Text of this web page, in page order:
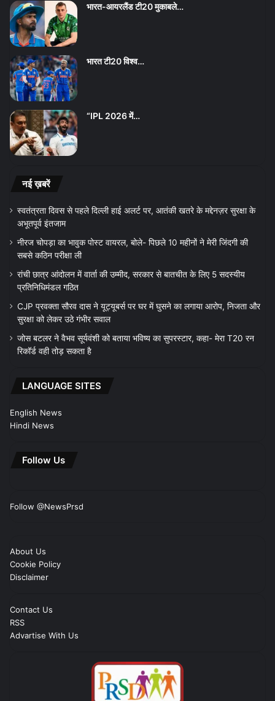
भारत-आयरलैंड टी20 मुकाबले…
भारत टी20 विश्व…
“IPL 2026 में…
नई ख़बरें
स्वतंत्रता दिवस से पहले दिल्ली हाई अलर्ट पर, आतंकी खतरे के मद्देनज़र सुरक्षा के
अभूतपूर्व इंतजाम
नीरज चोपड़ा का भावुक पोस्ट वायरल, बोले- पिछले 10 महीनों ने मेरी जिंदगी की
सबसे कठिन परीक्षा ली
रांची छात्र आंदोलन में वार्ता की उम्मीद, सरकार से बातचीत के लिए 5 सदस्यीय
प्रतिनिधिमंडल गठित
CJP प्रवक्ता सौरव दास ने यूट्यूबर्स पर घर में घुसने का लगाया आरोप, निजता और
सुरक्षा को लेकर उठे गंभीर सवाल
जोस बटलर ने वैभव सूर्यवंशी को बताया भविष्य का सुपरस्टार, कहा- मेरा T20 रन
रिकॉर्ड वही तोड़ सकता है
LANGUAGE SITES
English News
Hindi News
Follow Us
Follow @NewsPrsd
About Us
Cookie Policy
Disclaimer
Contact Us
RSS
Advartise With Us